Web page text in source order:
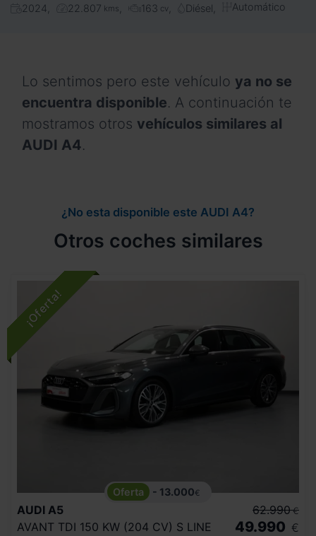
2024 22.807 kms 163 cv Diésel Automático
Lo sentimos pero este vehículo ya no se
encuentra disponible. A continuación te
mostramos otros vehículos similares al
AUDI A4.
¿No esta disponible este AUDI A4?
Otros coches similares
- 13.000€
AUDI A5
AVANT TDI 150 KW (204 CV) S LINE
62.990 €
49.990 €